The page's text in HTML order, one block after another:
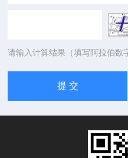
请输入计算结果（填写阿拉伯数